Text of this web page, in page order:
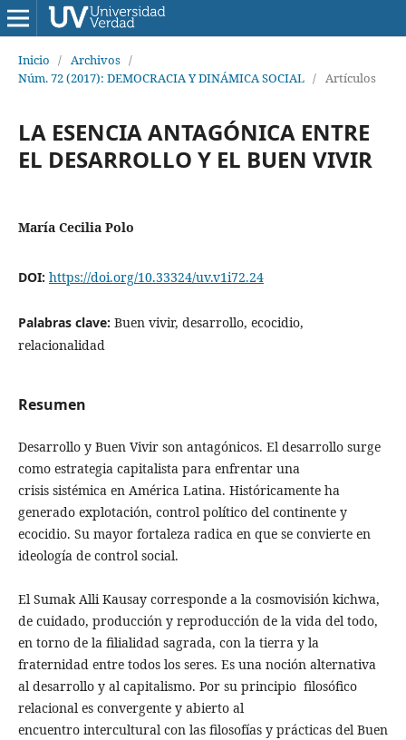
Inicio / Archivos /
Núm. 72 (2017): DEMOCRACIA Y DINÁMICA SOCIAL / Artículos
LA ESENCIA ANTAGÓNICA ENTRE
EL DESARROLLO Y EL BUEN VIVIR
María Cecilia Polo
DOI: https://doi.org/10.33324/uv.v1i72.24
Palabras clave: Buen vivir, desarrollo, ecocidio,
relacionalidad
Resumen
Desarrollo y Buen Vivir son antagónicos. El desarrollo surge
como estrategia capitalista para enfrentar una
crisis sistémica en América Latina. Históricamente ha
generado explotación, control político del continente y
ecocidio. Su mayor fortaleza radica en que se convierte en
ideología de control social.
El Sumak Alli Kausay corresponde a la cosmovisión kichwa,
de cuidado, producción y reproducción de la vida del todo,
en torno de la filialidad sagrada, con la tierra y la
fraternidad entre todos los seres. Es una noción alternativa
al desarrollo y al capitalismo. Por su principio filosófico
relacional es convergente y abierto al
encuentro intercultural con las filosofías y prácticas del Buen